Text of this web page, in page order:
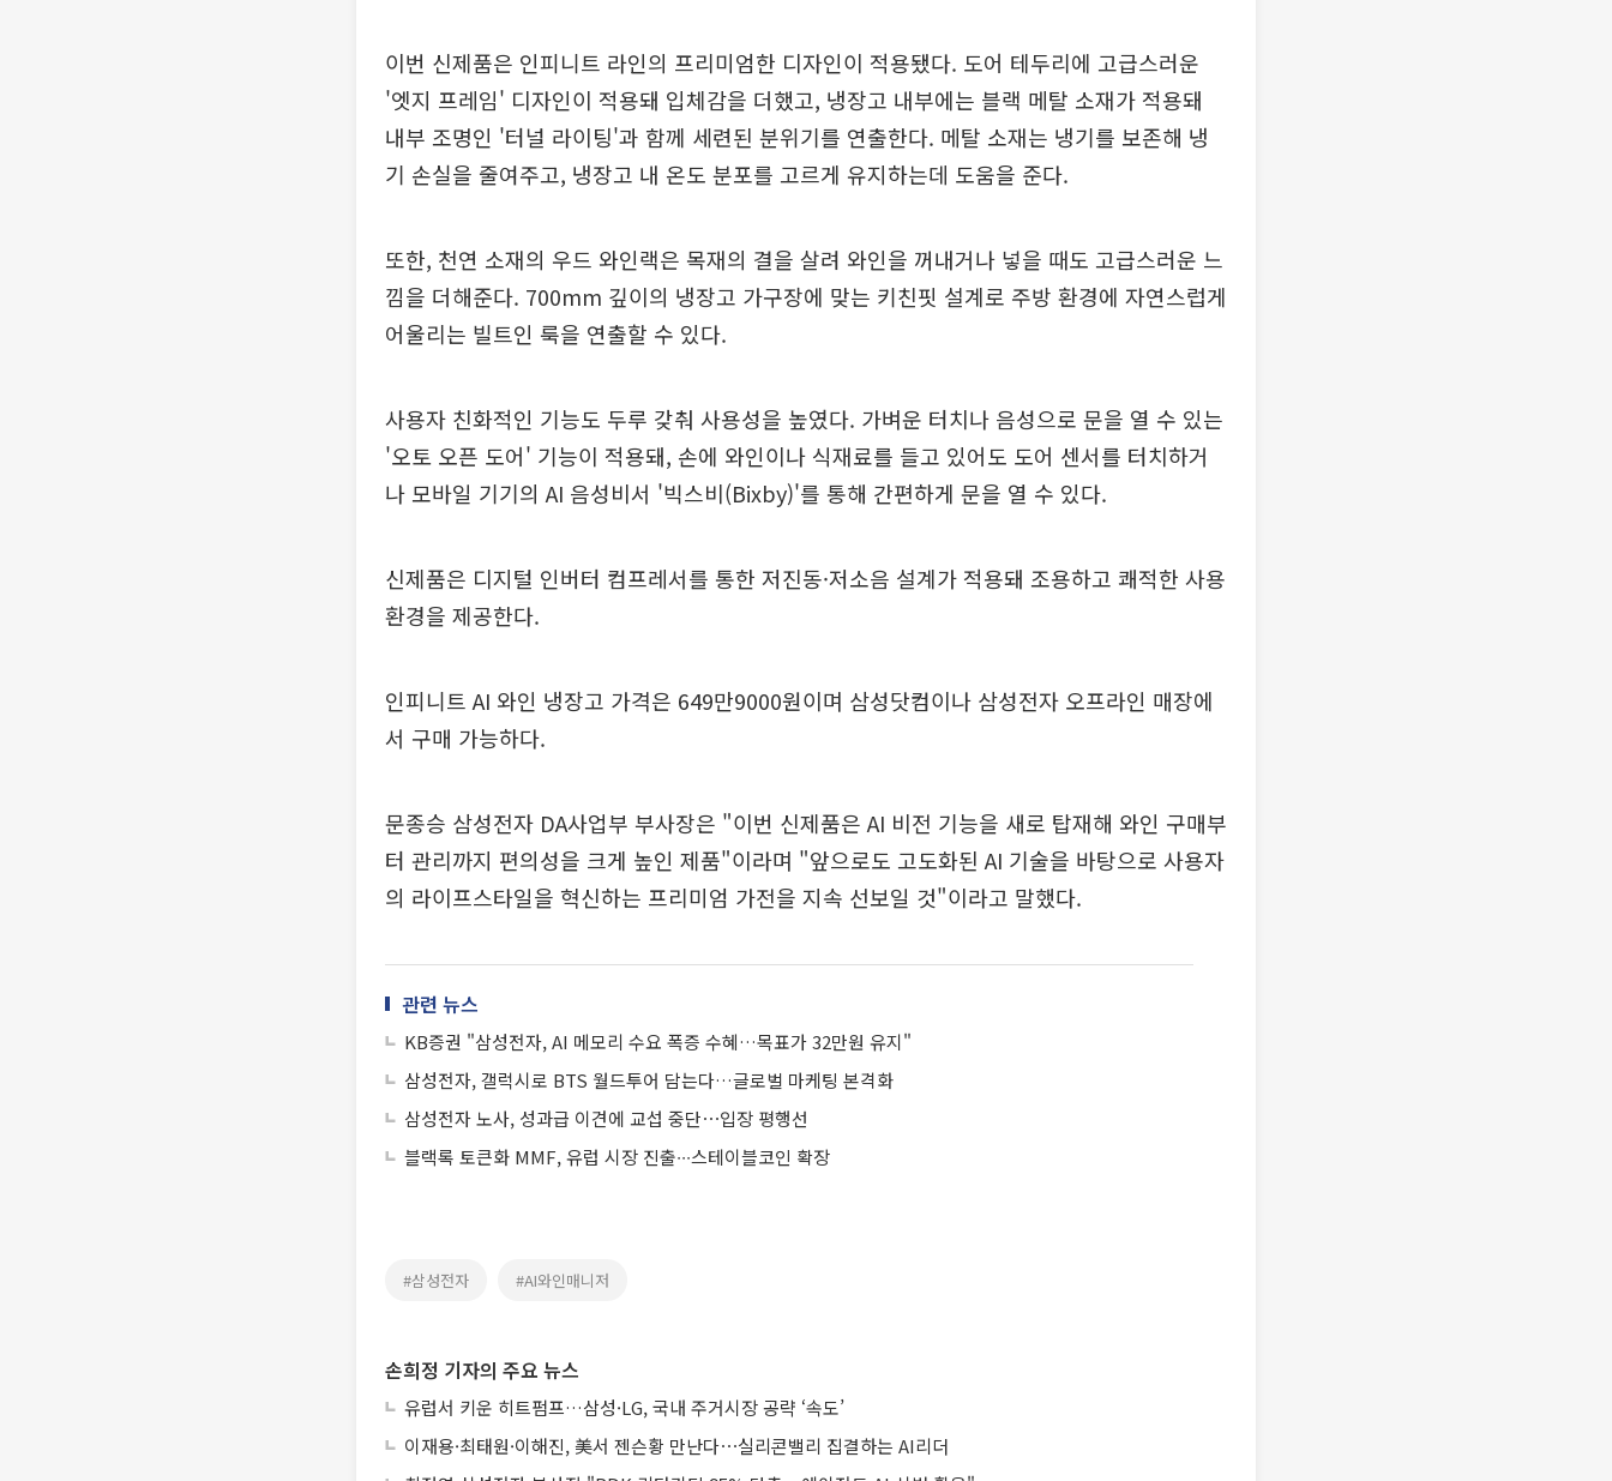
이번 신제품은 인피니트 라인의 프리미엄한 디자인이 적용됐다. 도어 테두리에 고급스러운
'엣지 프레임' 디자인이 적용돼 입체감을 더했고, 냉장고 내부에는 블랙 메탈 소재가 적용돼
내부 조명인 '터널 라이팅'과 함께 세련된 분위기를 연출한다. 메탈 소재는 냉기를 보존해 냉
기 손실을 줄여주고, 냉장고 내 온도 분포를 고르게 유지하는데 도움을 준다.
또한, 천연 소재의 우드 와인랙은 목재의 결을 살려 와인을 꺼내거나 넣을 때도 고급스러운 느
낌을 더해준다. 700mm 깊이의 냉장고 가구장에 맞는 키친핏 설계로 주방 환경에 자연스럽게
어울리는 빌트인 룩을 연출할 수 있다.
사용자 친화적인 기능도 두루 갖춰 사용성을 높였다. 가벼운 터치나 음성으로 문을 열 수 있는
'오토 오픈 도어' 기능이 적용돼, 손에 와인이나 식재료를 들고 있어도 도어 센서를 터치하거
나 모바일 기기의 AI 음성비서 '빅스비(Bixby)'를 통해 간편하게 문을 열 수 있다.
신제품은 디지털 인버터 컴프레서를 통한 저진동·저소음 설계가 적용돼 조용하고 쾌적한 사용
환경을 제공한다.
인피니트 AI 와인 냉장고 가격은 649만9000원이며 삼성닷컴이나 삼성전자 오프라인 매장에
서 구매 가능하다.
문종승 삼성전자 DA사업부 부사장은 "이번 신제품은 AI 비전 기능을 새로 탑재해 와인 구매부
터 관리까지 편의성을 크게 높인 제품"이라며 "앞으로도 고도화된 AI 기술을 바탕으로 사용자
의 라이프스타일을 혁신하는 프리미엄 가전을 지속 선보일 것"이라고 말했다.
관련 뉴스
KB증권 "삼성전자, AI 메모리 수요 폭증 수혜…목표가 32만원 유지"
삼성전자, 갤럭시로 BTS 월드투어 담는다…글로벌 마케팅 본격화
삼성전자 노사, 성과급 이견에 교섭 중단⋯입장 평행선
블랙록 토큰화 MMF, 유럽 시장 진출∙∙∙스테이블코인 확장
#삼성전자 #AI와인매니저
손희정 기자의 주요 뉴스
유럽서 키운 히트펌프…삼성·LG, 국내 주거시장 공략 ‘속도’
이재용·최태원·이해진, 美서 젠슨황 만난다⋯실리콘밸리 집결하는 AI리더